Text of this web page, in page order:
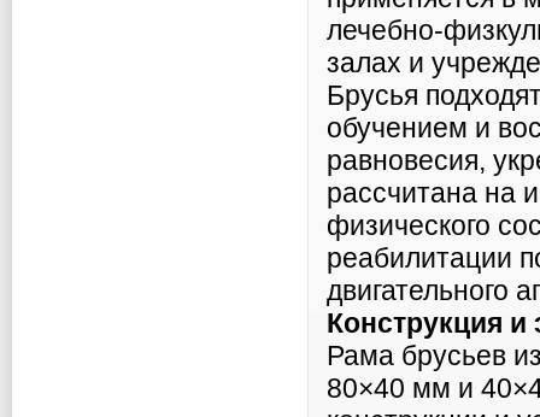
лечебно-
залах и
Брусья
обучением и
равновесия,
рассчитана на
физического
реабилитации
двигательного
Конструкция и
Рама брусьев
80×40 мм и